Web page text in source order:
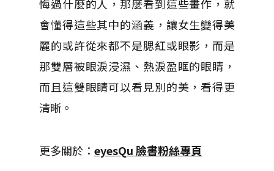
悔過什麼的人，那麼看到這些畫作，就
會懂得這些其中的涵義，讓女生變得美
麗的或許從來都不是腮紅或眼影，而是
那雙層被眼淚浸濕、熱淚盈眶的眼睛，
而且這雙眼睛可以看見別的美，看得更
清晰。
更多關於： eyesQu 臉書粉絲專頁